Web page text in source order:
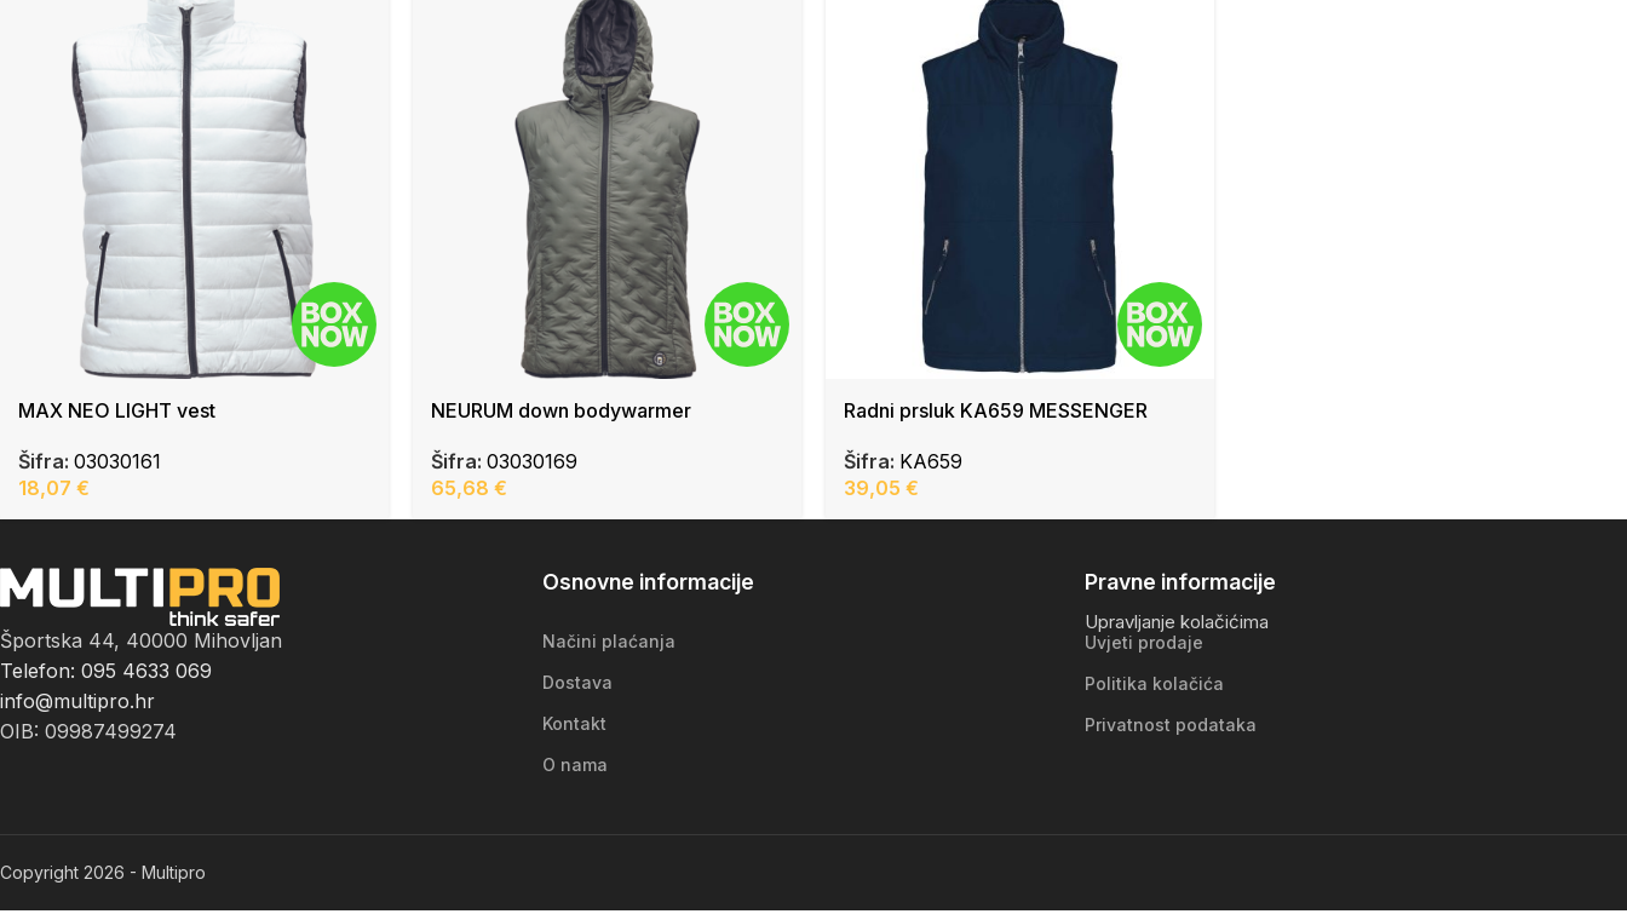
MAX NEO LIGHT vest
Šifra: 03030161
18,07 €
NEURUM down bodywarmer
Šifra: 03030169
65,68 €
Radni prsluk KA659 MESSENGER
Šifra: KA659
39,05 €
Športska 44, 40000 Mihovljan
Telefon: 095 4633 069
info@multipro.hr
OIB: 09987499274
Osnovne informacije
Načini plaćanja
Dostava
Kontakt
O nama
Pravne informacije
Upravljanje kolačićima
Uvjeti prodaje
Politika kolačića
Privatnost podataka
Copyright 2026 - Multipro